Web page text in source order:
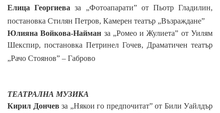
Елица Георгиева
за „Фотоапарати” от Пьотр Гладилин,
постановка Стилян Петров, Камерен театър „Възраждане”
Юлияна Войкова-Найман за „Ромео и Жулиета” от Уилям
Шекспир, постановка Петринел Гочев, Драматичен театър
„Рачо Стоянов” – Габрово
ТЕАТРАЛНА МУЗИКА
Кирил Дончев за „Някои го предпочитат” от Били Уайлдър